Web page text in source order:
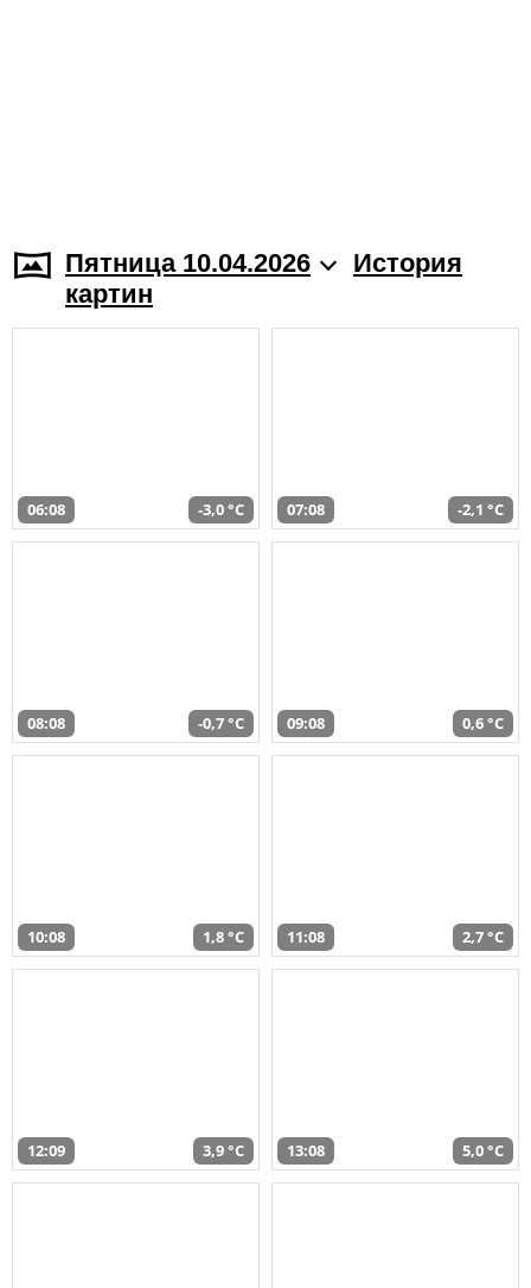
Пятница 10.04.2026
История
картин
06:08 -3,0 °C 07:08 -2,1 °C
08:08 -0,7 °C 09:08 0,6 °C
10:08 1,8 °C 11:08 2,7 °C
12:09 3,9 °C 13:08 5,0 °C